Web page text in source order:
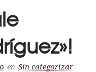
en Sin categorizar